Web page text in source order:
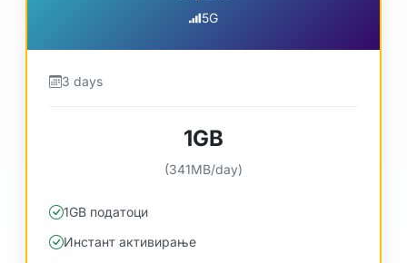
5G
3 days
1GB
(341MB/day)
1GB податоци
Инстант активирање